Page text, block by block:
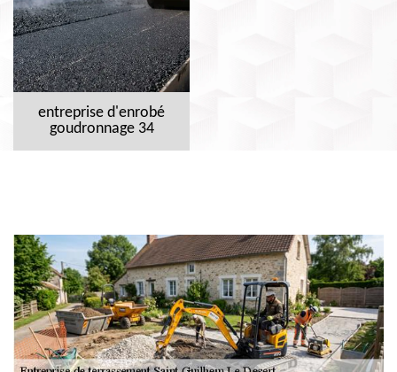
entreprise d'enrobé
goudronnage 34